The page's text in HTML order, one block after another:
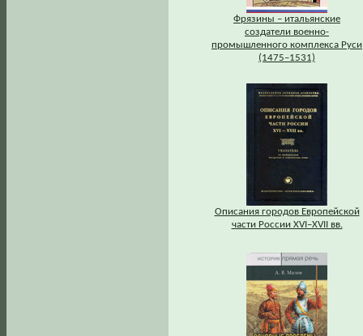
Фрязины – итальянские
создатели военно-
промышленного комплекса Руси
(1475–1531)
Описания городов Европейской
части России XVI–XVII вв.